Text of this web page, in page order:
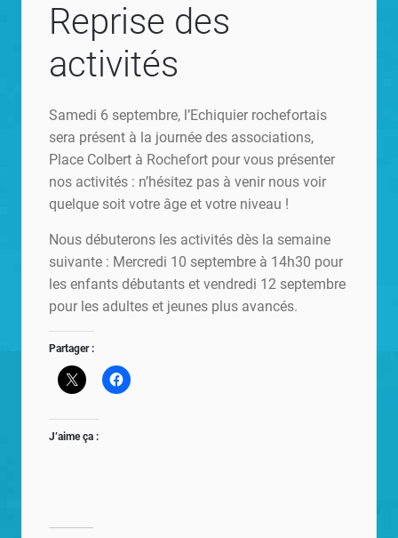
Reprise des
activités
Samedi 6 septembre, l’Echiquier rochefortais
sera présent à la journée des associations,
Place Colbert à Rochefort pour vous présenter
nos activités : n’hésitez pas à venir nous voir
quelque soit votre âge et votre niveau !
Nous débuterons les activités dès la semaine
suivante : Mercredi 10 septembre à 14h30 pour
les enfants débutants et vendredi 12 septembre
pour les adultes et jeunes plus avancés.
Partager :
J’aime ça :